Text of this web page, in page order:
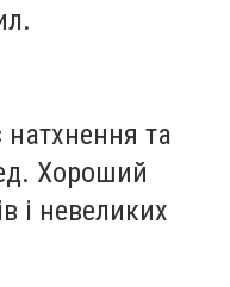
та
Хороший
і невеликих